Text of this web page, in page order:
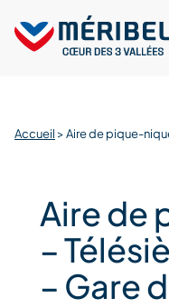
content
Accueil >Aire de pique-
Aire de
–
– Gare